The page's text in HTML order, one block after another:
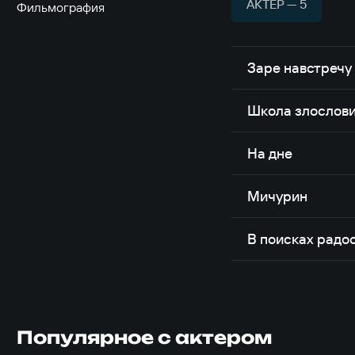
Фильмография АКТЁР — 5
Заре навстречу
Школа
На дне
Мичурин
В поисках
Популярное с актером